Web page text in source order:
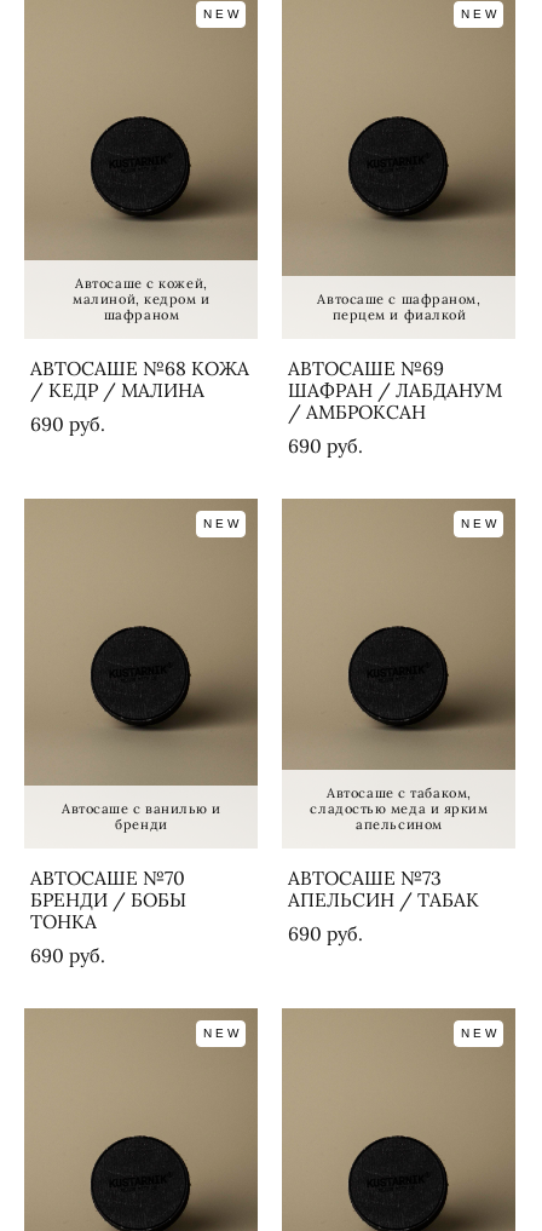
NEW
Автосаше с кожей,
малиной, кедром и
шафраном
АВТОСАШЕ №68 КОЖА
/ КЕДР / МАЛИНА
690 pуб.
NEW
Автосаше с шафраном,
перцем и фиалкой
АВТОСАШЕ №69
ШАФРАН / ЛАБДАНУМ
/ АМБРОКСАН
690 pуб.
NEW
Автосаше с ванилью и
бренди
АВТОСАШЕ №70
БРЕНДИ / БОБЫ
ТОНКА
690 pуб.
NEW
Автосаше с табаком,
сладостью меда и ярким
апельсином
АВТОСАШЕ №73
АПЕЛЬСИН / ТАБАК
690 pуб.
NEW NEW